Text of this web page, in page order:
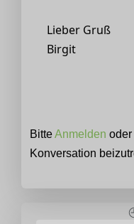
Lieber Gruß
Birgit
BitteAnmelden oder
Konversation